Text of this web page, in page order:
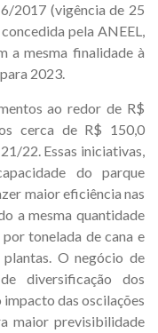
2017 (vigência de 25
pela ANEEL,
a mesma finalidade à
2023.
ao redor de R$
cerca de R$ 150,0
22. Essas iniciativas,
do parque
maior eficiência nas
a mesma quantidade
tonelada de cana e
O negócio de
diversificação dos
das oscilações
maior previsibilidade